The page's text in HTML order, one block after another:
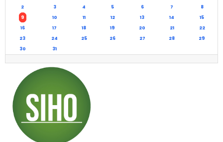
2
3 4 5 6 7
8
9
10 11 12 13 14
15
16
17 18 19 20 21
22
23
24 25 26 27 28
29
30
31